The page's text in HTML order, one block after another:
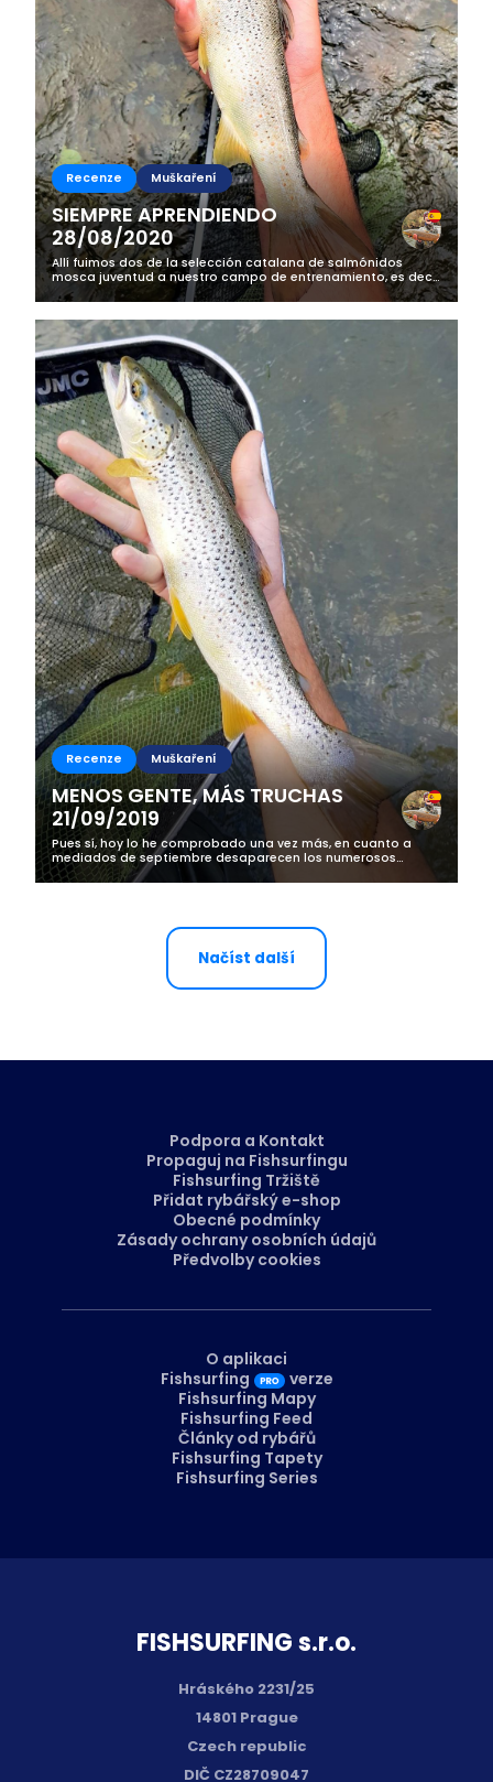
Recenze Muškaření
SIEMPRE APRENDIENDO
28/08/2020
Allí fuimos dos de la selección catalana de salmónidos
mosca juventud a nuestro campo de entrenamiento, es decir
ese tramo con truchas grandes que además permite lances
largos, completamente...
Recenze Muškaření
MENOS GENTE, MÁS TRUCHAS
21/09/2019
Pues sí, hoy lo he comprobado una vez más, en cuanto a
mediados de septiembre desaparecen los numerosos
pescadores de verano, sean de fuera o sean del pueblo,
salen las truchas de debajo de las...
Načíst další
FISH­SURFING s.r.o.
Hráského 2231/25
14801 Prague
Czech republic
DIČ CZ28709047
Podpora a Kontakt
Propaguj na Fishsurfingu
Fishsurfing Tržiště
Přidat rybářský e-shop
Obecné podmínky
Zásady ochrany osobních údajů
Předvolby cookies
O aplikaci
Fishsurfing
verze
Fishsurfing Mapy
Fishsurfing Feed
Články od rybářů
Fishsurfing Tapety
Fishsurfing Series